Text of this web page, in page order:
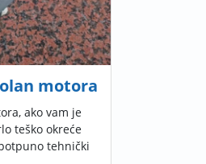
motora
ako vam je
teško okreće
tehnički